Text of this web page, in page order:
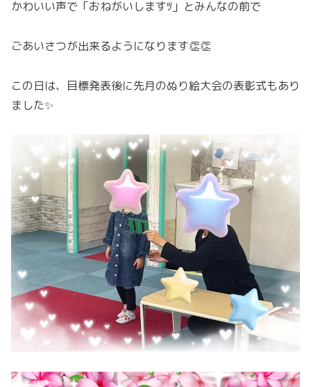
かわいい声で「おねがいしますﾂ」とみんなの前で
ごあいさつが出来るようになります👏👏
この日は、目標発表後に先月のぬり絵大会の表彰式もあり
ました✨